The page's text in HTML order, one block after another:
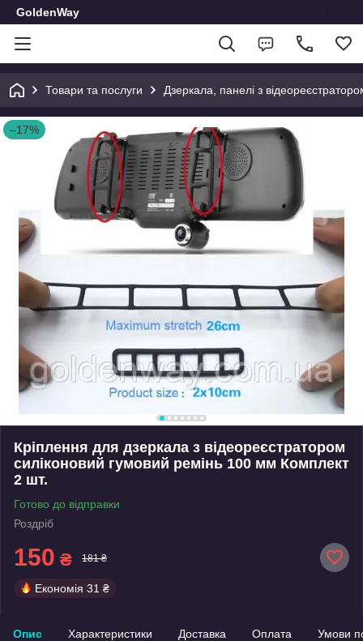
GoldenWay
Товари та послуги Дзеркала, панелі з
–17%
Кріплення для дзеркала з відеореєстратором
силіконовий гумовий ремінь 100 мм Комплект
2 шт.
Готово до відправки
Роздріб
150 ₴ 181 ₴
Економія 31 ₴
Опис Характеристики Доставка Оплата Умови